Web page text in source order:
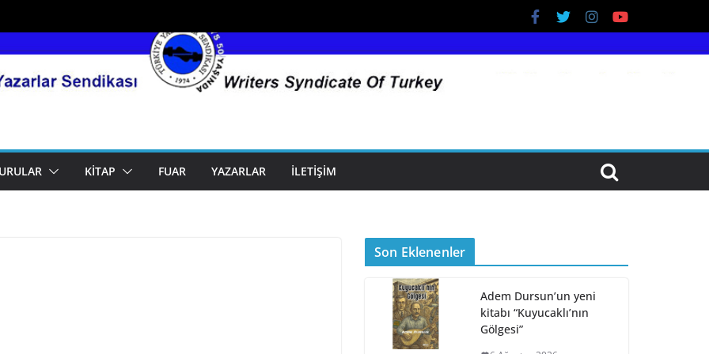
KITAP FUAR YAZARLAR İLETIŞIM
Son Eklenenler
Adem Dursun’un yeni
kitabı “Kuyucaklı’nın
Gölgesi”